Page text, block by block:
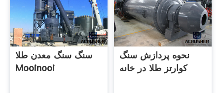
سنگ سنگ معدن طلا
Mooinooi
نحوه پردازش سنگ
کوارتز طلا در خانه